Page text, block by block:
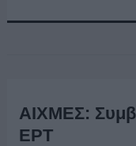
ΑΙΧΜΕΣ:
ΕΡΤ